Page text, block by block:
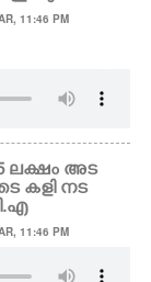
11:46 PM
ലക്ഷം അട
കളി നട
11:46 PM